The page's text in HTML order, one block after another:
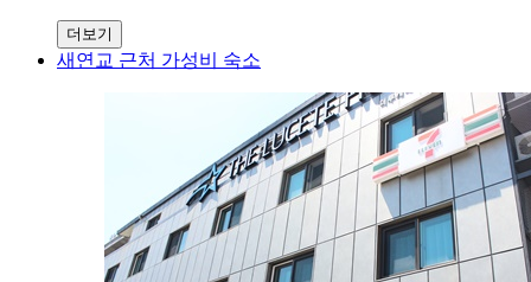
더보기
새연교 근처 가성비 숙소